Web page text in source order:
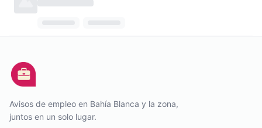
Avisos de empleo en Bahía Blanca y la zona,
juntos en un solo lugar.